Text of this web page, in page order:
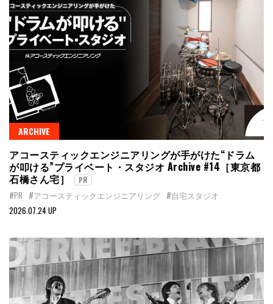
ARCHIVE
アコースティックエンジニアリングが手がけた“ドラム
が叩ける”プライベート・スタジオ Archive #14［東京都
石橋さん宅］
PR
#PR #アコースティックエンジニアリング #自宅スタジオ
2026.07.24 UP